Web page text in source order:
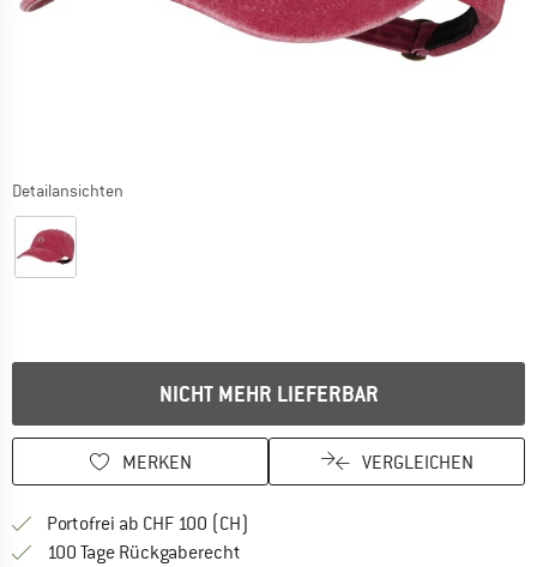
Detailansichten
NICHT MEHR LIEFERBAR
MERKEN VERGLEICHEN
Portofrei ab CHF 100 (CH)
100 Tage Rückgaberecht